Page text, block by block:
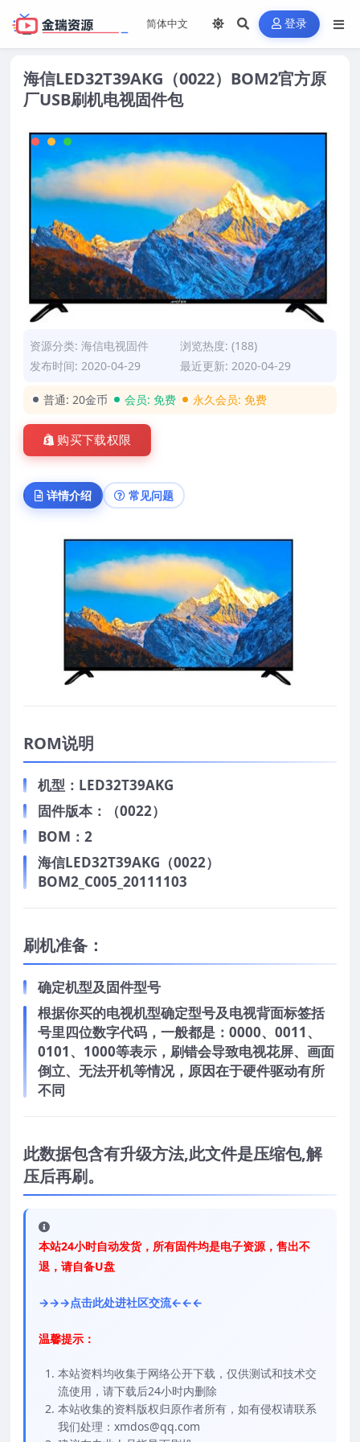
登录
海信LED32T39AKG（0022）BOM2官方原
厂USB刷机电视固件包
资源分类: 海信电视固件
浏览热度: (188)
发布时间: 2020-04-29
最近更新: 2020-04-29
普通: 20金币 会员: 免费 永久会员: 免费
购买下载权限
详情介绍 常见问题
ROM说明
机型：LED32T39AKG
固件版本：（0022）
BOM：2
海信LED32T39AKG（0022）
BOM2_C005_20111103
刷机准备：
确定机型及固件型号
根据你买的电视机型确定型号及电视背面标签括
号里四位数字代码，一般都是：0000、0011、
0101、1000等表示，刷错会导致电视花屏、画面
倒立、无法开机等情况，原因在于硬件驱动有所
不同
此数据包含有升级方法,此文件是压缩包,解
压后再刷。
本站24小时自动发货，所有固件均是电子资源，售出不
退，请自备U盘
→→→点击此处进社区交流←←←
温馨提示：
本站资料均收集于网络公开下载，仅供测试和技术交
流使用，请下载后24小时内删除
本站收集的资料版权归原作者所有，如有侵权请联系
我们处理：xmdos@qq.com